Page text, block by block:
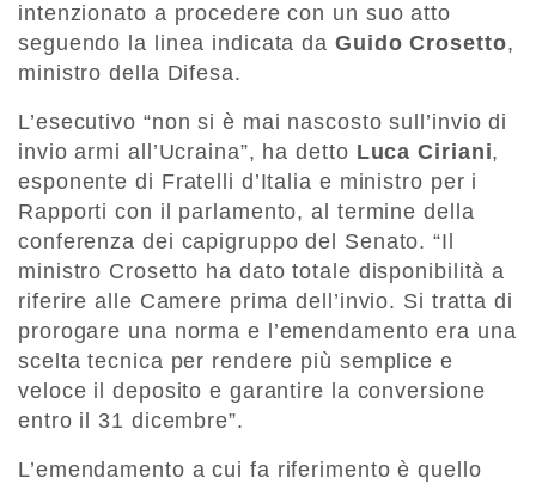
intenzionato a procedere con un suo atto
seguendo la linea indicata da Guido Crosetto,
ministro della Difesa.
L’esecutivo “non si è mai nascosto sull’invio di
invio armi all’Ucraina”, ha detto Luca Ciriani,
esponente di Fratelli d’Italia e ministro per i
Rapporti con il parlamento, al termine della
conferenza dei capigruppo del Senato. “Il
ministro Crosetto ha dato totale disponibilità a
riferire alle Camere prima dell’invio. Si tratta di
prorogare una norma e l’emendamento era una
scelta tecnica per rendere più semplice e
veloce il deposito e garantire la conversione
entro il 31 dicembre”.
L’emendamento a cui fa riferimento è quello